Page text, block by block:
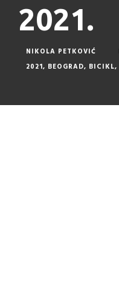
2021.
NIKOLA PETKOVIĆ
2021, BEOGRAD, BICIKL,